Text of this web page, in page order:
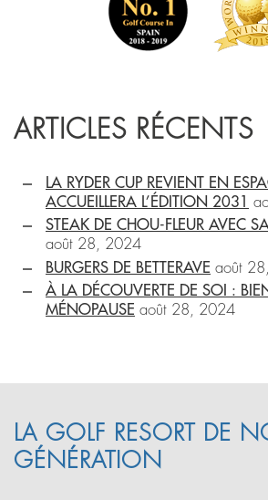
ARTICLES RÉCENTS
LA RYDER CUP REVIENT EN
ACCUEILLERA L’ÉDITION 2031
STEAK DE CHOU-FLEUR AVEC
août 28, 2024
BURGERS DE BETTERAVE août
À LA DÉCOUVERTE DE SOI :
MÉNOPAUSE août 28, 2024
LA GOLF RESORT DE
GÉNÉRATION